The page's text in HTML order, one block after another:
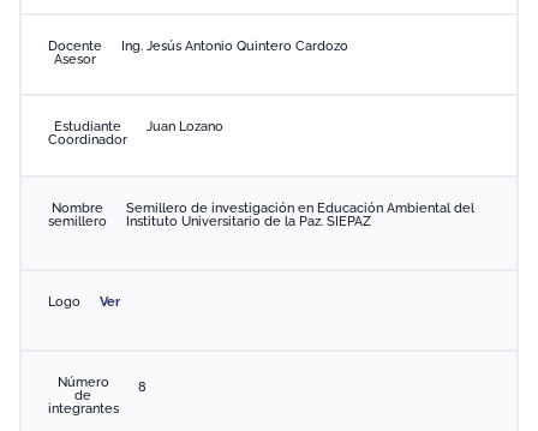
Docente
Asesor
Ing. Jesús Antonio Quintero Cardozo
Estudiante
Coordinador
Juan Lozano
Nombre
semillero
Semillero de investigación en Educación Ambiental del
Instituto Universitario de la Paz. SIEPAZ
Logo Ver
Número
de
integrantes
8